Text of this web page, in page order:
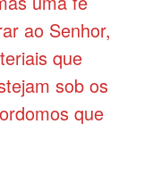
ao Senhor,
que
sob os
que